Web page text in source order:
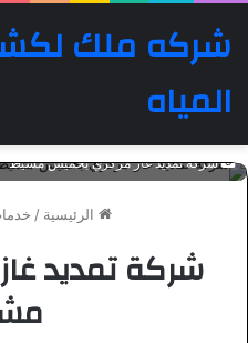
شركه ملك
المياه
شركة تمديد غاز مركزي بخميس مشيط
الرئيسية /
شركة تمديد